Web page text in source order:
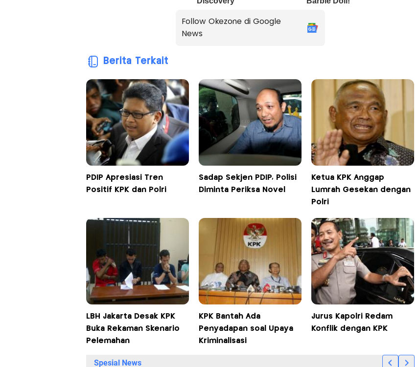
Follow Okezone di Google
News
Berita Terkait
PDIP Apresiasi Tren
Positif KPK dan Polri
Sadap Sekjen PDIP, Polisi
Diminta Periksa Novel
Ketua KPK Anggap
Lumrah Gesekan dengan
Polri
LBH Jakarta Desak KPK
Buka Rekaman Skenario
Pelemahan
KPK Bantah Ada
Penyadapan soal Upaya
Kriminalisasi
Jurus Kapolri Redam
Konflik dengan KPK